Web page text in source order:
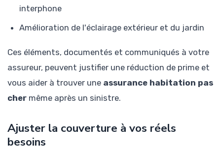
interphone
Amélioration de l'éclairage extérieur et du jardin
Ces éléments, documentés et communiqués à votre
assureur, peuvent justifier une réduction de prime et
vous aider à trouver une assurance habitation pas
cher même après un sinistre.
Ajuster la couverture à vos réels
besoins